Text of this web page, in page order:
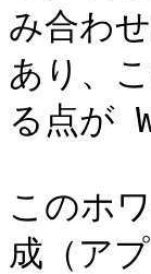
み合わ
あり、
る点が
このホ
成（ア